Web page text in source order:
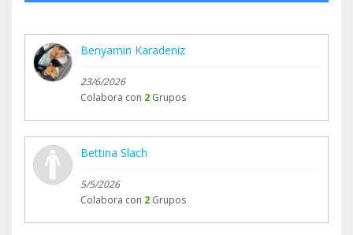
Benyamin Karadeniz
23/6/2026
Colabora con 2 Grupos
Bettina Slach
5/5/2026
Colabora con 2 Grupos